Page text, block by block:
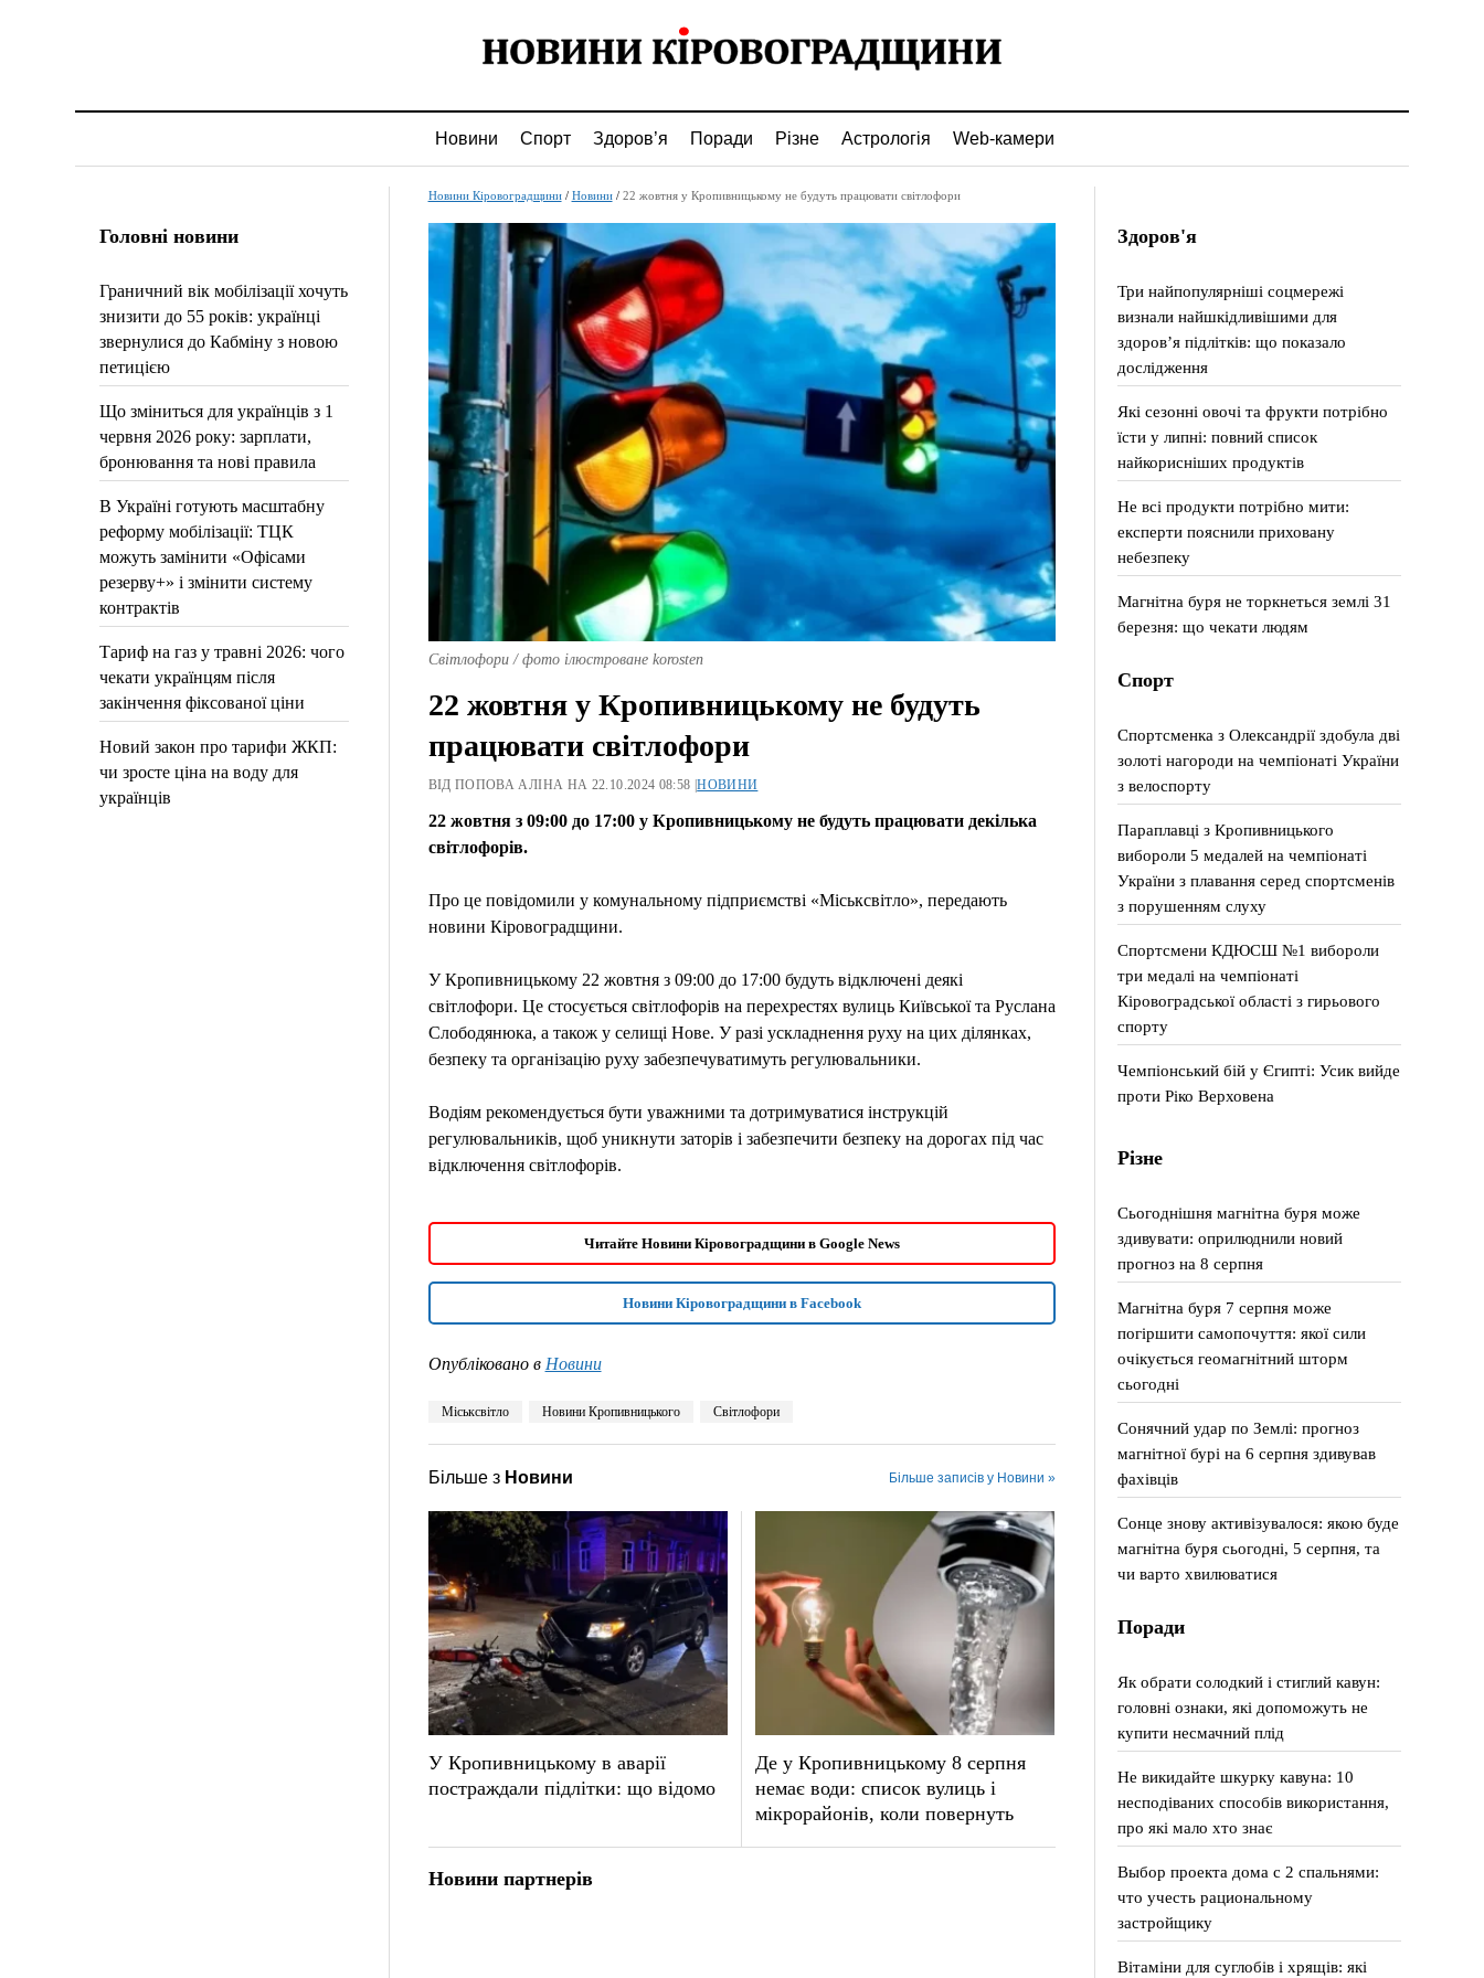
Новини Спорт Здоров’я Поради Різне Астрологія Web-камери
Головні новини
Граничний вік мобілізації хочуть
знизити до 55 років: українці
звернулися до Кабміну з новою
петицією
Що зміниться для українців з 1
червня 2026 року: зарплати,
бронювання та нові правила
В Україні готують масштабну
реформу мобілізації: ТЦК
можуть замінити «Офісами
резерву+» і змінити систему
контрактів
Тариф на газ у травні 2026: чого
чекати українцям після
закінчення фіксованої ціни
Новий закон про тарифи ЖКП:
чи зросте ціна на воду для
українців
Новини Кіровоградщини/ Новини/ 22 жовтня у Кропивницькому не будуть працювати світлофори
Світлофори / фото ілюстроване korosten
22 жовтня у Кропивницькому не будуть
працювати світлофори
ВІД ПОПОВА АЛІНА НА 22.10.2024 08:58 |НОВИНИ
22 жовтня з 09:00 до 17:00 у Кропивницькому не будуть працювати декілька
світлофорів.
Про це повідомили у комунальному підприємстві «Міськсвітло», передають
новини Кіровоградщини.
У Кропивницькому 22 жовтня з 09:00 до 17:00 будуть відключені деякі
світлофори. Це стосується світлофорів на перехрестях вулиць Київської та Руслана
Слободянюка, а також у селищі Нове. У разі ускладнення руху на цих ділянках,
безпеку та організацію руху забезпечуватимуть регулювальники.
Водіям рекомендується бути уважними та дотримуватися інструкцій
регулювальників, щоб уникнути заторів і забезпечити безпеку на дорогах під час
відключення світлофорів.
Читайте Новини Кіровоградщини в Google News
Новини Кіровоградщини в Facebook
Опубліковано в Новини
Міськсвітло Новини Кропивницького Світлофори
Більше з Новини Більше записів у Новини »
У Кропивницькому в аварії
постраждали підлітки: що відомо
Де у Кропивницькому 8 серпня
немає води: список вулиць і
мікрорайонів, коли повернуть
Новини партнерів
Здоров'я
Три найпопулярніші соцмережі
визнали найшкідливішими для
здоров’я підлітків: що показало
дослідження
Які сезонні овочі та фрукти потрібно
їсти у липні: повний список
найкорисніших продуктів
Не всі продукти потрібно мити:
експерти пояснили приховану
небезпеку
Магнітна буря не торкнеться землі 31
березня: що чекати людям
Спорт
Спортсменка з Олександрії здобула дві
золоті нагороди на чемпіонаті України
з велоспорту
Параплавці з Кропивницького
вибороли 5 медалей на чемпіонаті
України з плавання серед спортсменів
з порушенням слуху
Спортсмени КДЮСШ №1 вибороли
три медалі на чемпіонаті
Кіровоградської області з гирьового
спорту
Чемпіонський бій у Єгипті: Усик вийде
проти Ріко Верховена
Різне
Сьогоднішня магнітна буря може
здивувати: оприлюднили новий
прогноз на 8 серпня
Магнітна буря 7 серпня може
погіршити самопочуття: якої сили
очікується геомагнітний шторм
сьогодні
Сонячний удар по Землі: прогноз
магнітної бурі на 6 серпня здивував
фахівців
Сонце знову активізувалося: якою буде
магнітна буря сьогодні, 5 серпня, та
чи варто хвилюватися
Поради
Як обрати солодкий і стиглий кавун:
головні ознаки, які допоможуть не
купити несмачний плід
Не викидайте шкурку кавуна: 10
несподіваних способів використання,
про які мало хто знає
Выбор проекта дома с 2 спальнями:
что учесть рациональному
застройщику
Вітаміни для суглобів і хрящів: які